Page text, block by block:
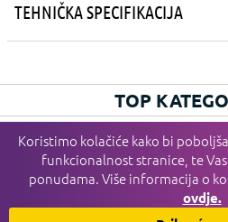
TEHNIČKA SPECIFIKACIJA
Koristimo kolačiće kako bi
funkcionalnost stranice, te
ponudama. Više informacija o
ovdje.
TOP
HIT
PLAĆANJE I